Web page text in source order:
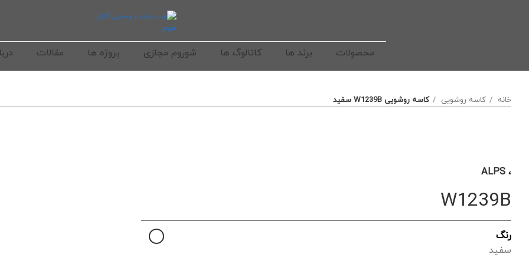
محصولات برند ها کاتالوگ ها شوروم مجازی پروژه ها مقالات
خانه کاسه روشویی کاسه روشویی W1239B سفید
، ALPS
W1239B
رنگ
سفید